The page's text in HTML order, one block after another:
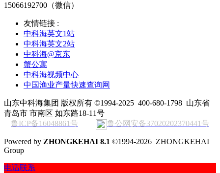
15066192700（微信）
友情链接 :
中科海英文1站
中科海英文2站
中科海@京东
蟹公寓
中科海视频中心
中国渔业产量快速查询网
山东中科海集团 版权所有 ©1994-2025 400-680-1798 山东省
青岛市 市南区 如东路18-11号
鲁ICP备16048861号
鲁公网安备37020202370441号
Powered by ZHONGKEHAI 8.1 ©1994-2026 ZHONGKEHAI
Group
电话联系